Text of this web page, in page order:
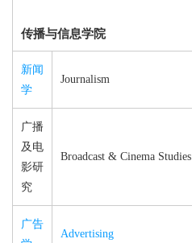
传播与信息学院
新闻
学
Journalism
广播
及电
影研
究
Broadcast & Cinema Studies
广告
Advertising